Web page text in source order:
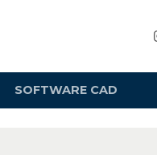
SOFTWARE CAD